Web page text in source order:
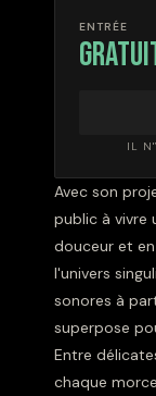
Avec son
public à vivre
douceur et
l'univers
sonores à
superpose
Entre
chaque
ENTRÉE
IL